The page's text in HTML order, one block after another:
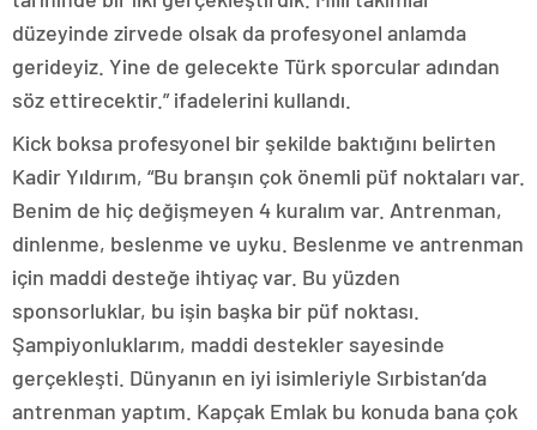
düzeyinde zirvede olsak da profesyonel anlamda
gerideyiz. Yine de gelecekte Türk sporcular adından
söz ettirecektir.” ifadelerini kullandı.
Kick boksa profesyonel bir şekilde baktığını belirten
Kadir Yıldırım, “Bu branşın çok önemli püf noktaları var.
Benim de hiç değişmeyen 4 kuralım var. Antrenman,
dinlenme, beslenme ve uyku. Beslenme ve antrenman
için maddi desteğe ihtiyaç var. Bu yüzden
sponsorluklar, bu işin başka bir püf noktası.
Şampiyonluklarım, maddi destekler sayesinde
gerçekleşti. Dünyanın en iyi isimleriyle Sırbistan’da
antrenman yaptım. Kapçak Emlak bu konuda bana çok